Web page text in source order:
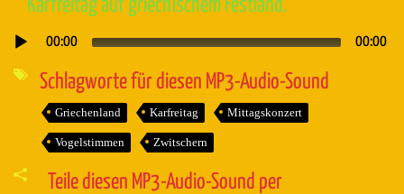
Karfreitag auf griechischem Festland.
Audio-
00:00 00:00
Schlagworte für diesen MP3-Audio-Sound
Griechenland Karfreitag Mittagskonzert
Vogelstimmen Zwitschern
Teile diesen MP3-Audio-Sound per